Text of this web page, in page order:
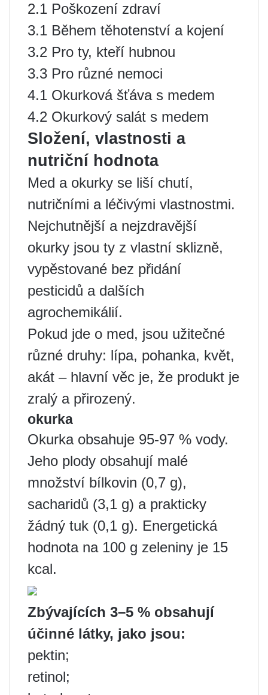
2.1 Poškození zdraví
3.1 Během těhotenství a kojení
3.2 Pro ty, kteří hubnou
3.3 Pro různé nemoci
4.1 Okurková šťáva s medem
4.2 Okurkový salát s medem
Složení, vlastnosti a
nutriční hodnota
Med a okurky se liší chutí,
nutričními a léčivými vlastnostmi.
Nejchutnější a nejzdravější
okurky jsou ty z vlastní sklizně,
vypěstované bez přidání
pesticidů a dalších
agrochemikálií.
Pokud jde o med, jsou užitečné
různé druhy: lípa, pohanka, květ,
akát – hlavní věc je, že produkt je
zralý a přirozený.
okurka
Okurka obsahuje 95-97 % vody.
Jeho plody obsahují malé
množství bílkovin (0,7 g),
sacharidů (3,1 g) a prakticky
žádný tuk (0,1 g). Energetická
hodnota na 100 g zeleniny je 15
kcal.
Zbývajících 3–5 % obsahují
účinné látky, jako jsou:
pektin;
retinol;